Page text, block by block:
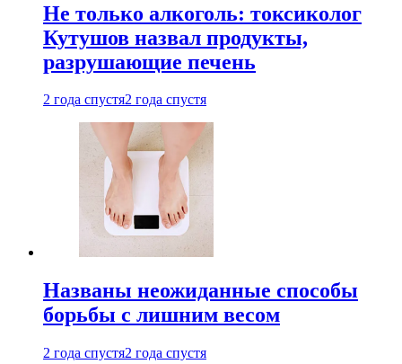
Не только алкоголь: токсиколог
Кутушов назвал продукты,
разрушающие печень
2 года спустя2 года спустя
Названы неожиданные способы
борьбы с лишним весом
2 года спустя2 года спустя